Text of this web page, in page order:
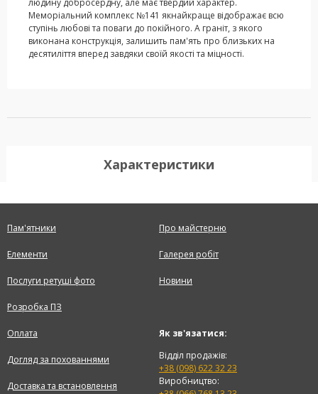
людину добросердну, але має твердий характер.
Меморіальний комплекс №141 якнайкраще відображає всю
ступінь любові та поваги до покійного. А граніт, з якого
виконана конструкція, залишить пам'ять про близьких на
десятиліття вперед завдяки своїй якості та міцності.
Характеристики
Пам'ятники
Елементи
Послуги ретуші фото
Розробка ПЗ
Про майстерню
Галерея робіт
Новини
Оплата
Догляд за похованнями
Доставка та встановлення
Як зв'язатися:
Відділ продажів:
+38 (098) 622 32 23
Виробництво: